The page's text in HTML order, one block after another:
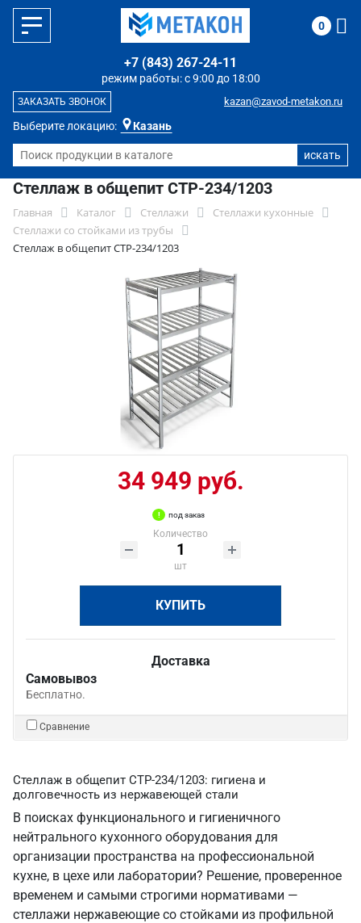
Выберите локацию: Казань
режим работы: с 9:00 до 18:00
+7 (843) 267-24-11
kazan@zavod-metakon.ru
ЗАКАЗАТЬ ЗВОНОК
0
Стеллаж в общепит СТР-234/1203
Главная Каталог Стеллажи
Стеллажи кухонные
Стеллажи со стойками из трубы
Стеллаж в общепит СТР-234/1203
34 949 руб.
под заказ
Количество
шт
КУПИТЬ
Доставка
Самовывоз
Бесплатно.
Сравнение
Стеллаж в общепит СТР-234/1203: гигиена и
долговечность из нержавеющей стали
В поисках функционального и гигиеничного
нейтрального кухонного оборудования для
организации пространства на профессиональной
кухне, в цехе или лаборатории? Решение, проверенное
временем и самыми строгими нормативами —
стеллажи нержавеющие со стойками из профильной